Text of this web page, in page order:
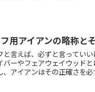
用アイアンの略称と
と言えば、必ずと言ってい
バーやフェアウェイウッド
、アイアンはその正確さを